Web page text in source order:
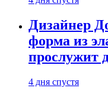
Дизайнер
форма из
прослужит
4 дня спустя